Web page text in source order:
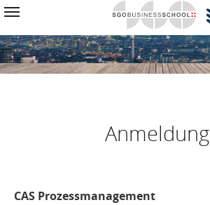
Zum Hauptinhalt springen
Navigationsblock überspringen
Toggle navigation
Anmeldung
CAS Prozessmanagement